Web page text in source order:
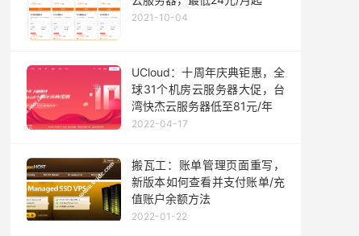
2021-10-04
UCloud：十周年庆典钜惠，全
球31个机房云服务器大促，台
湾快杰云服务器低至81元/年
2022-04-17
搬瓦工：账单管理页面重写，
新版本如何查看并支付账单/充
值账户余额方法
2022-01-22